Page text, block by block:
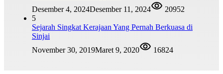
Desember 4, 2024Desember 11, 2024
20952
5
Sejarah Singkat Kerajaan Yang Pernah Berkuasa di
Sinjai
November 30, 2019Maret 9, 2020 16824